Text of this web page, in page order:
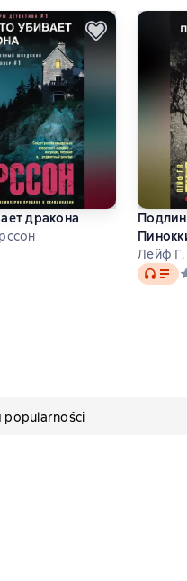
дракона
рейтинг 3 на основе 1 оценок
Лейф Г.
Audio
popularności